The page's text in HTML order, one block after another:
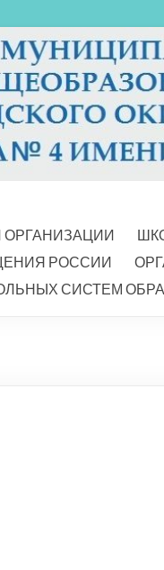
ОРГАНИЗАЦИИ
РОССИИ
СИСТЕМ